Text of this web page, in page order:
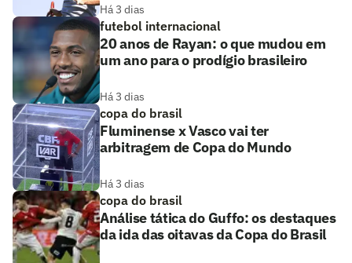
Há 3 dias
futebol internacional
20 anos de Rayan: o que mudou em
um ano para o prodígio brasileiro
Há 3 dias
copa do brasil
Fluminense x Vasco vai ter
arbitragem de Copa do Mundo
Há 3 dias
copa do brasil
Análise tática do Guffo: os destaques
da ida das oitavas da Copa do Brasil